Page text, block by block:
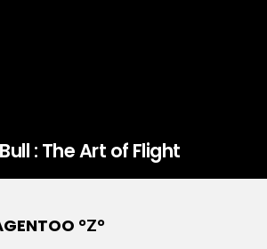
: The Art of Flight
°Ζ°